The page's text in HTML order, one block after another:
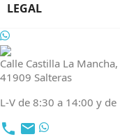
LEGAL
Calle Castilla La
41909 Salteras
L-V de 8:30 a 14:00 y
local_phone email